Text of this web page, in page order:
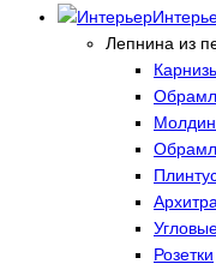
Лепнина из
Розетки